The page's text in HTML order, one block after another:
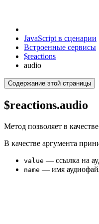
JavaScript в сценарии
Встроенные сервисы
$reactions
audio
Содержание этой страницы
$reactions.audio
Метод позволяет в
В качестве аргумента
value — ссылка на
name — имя